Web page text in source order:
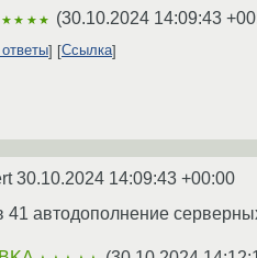
(30.10.2024 14:09:43
ответы Ссылка
30.10.2024 14:09:43 +00:00
41 автодополнение